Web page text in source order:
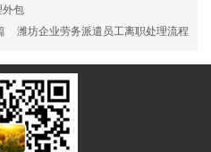
外包
潍坊企业劳务派遣员工离职处理流程